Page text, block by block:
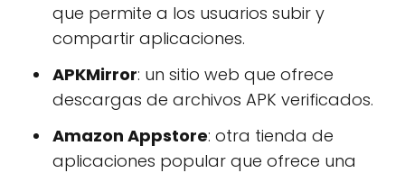
que permite a los usuarios subir y
compartir aplicaciones.
APKMirror: un sitio web que ofrece
descargas de archivos APK verificados.
Amazon Appstore: otra tienda de
aplicaciones popular que ofrece una